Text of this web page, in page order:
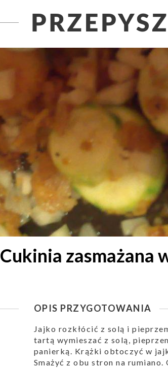
Cukinia zasmażana
OPIS PRZYGOTOWANIA
Jajko rozkłócić z solą i
tartą wymieszać z solą,
panierką. Krążki obtoczyć w
Smażyć z obu stron na rumiano.